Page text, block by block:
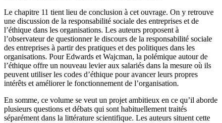
Le chapitre 11 tient lieu de conclusion à cet ouvrage. On y retrouve
une discussion de la responsabilité sociale des entreprises et de
l’éthique dans les organisations. Les auteurs proposent à
l’observateur de questionner le discours de la responsabilité sociale
des entreprises à partir des pratiques et des politiques dans les
organisations. Pour Edwards et Wajcman, la polémique autour de
l’éthique offre un nouveau levier aux salariés dans la mesure où ils
peuvent utiliser les codes d’éthique pour avancer leurs propres
intérêts et améliorer le fonctionnement de l’organisation.
En somme, ce volume se veut un projet ambitieux en ce qu’il aborde
plusieurs questions et débats qui sont habituellement traités
séparément dans la littérature scientifique. Les auteurs situent cette